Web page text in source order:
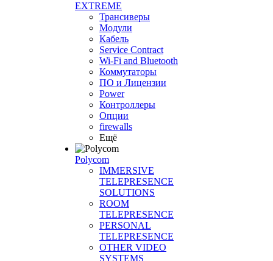
EXTREME
Трансиверы
Модули
Кабель
Service Contract
Wi-Fi and Bluetooth
Коммутаторы
ПО и Лицензии
Power
Контроллеры
Опции
firewalls
Ещё
Polycom
IMMERSIVE
TELEPRESENCE
SOLUTIONS
ROOM
TELEPRESENCE
PERSONAL
TELEPRESENCE
OTHER VIDEO
SYSTEMS